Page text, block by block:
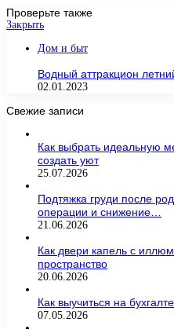
Проверьте также
Закрыть
Дом и быт
Водный аттракцион
02.01.2023
Свежие записи
Как выбрать идеальную
создать уют
25.07.2026
Подтяжка груди после
операции и снижение…
21.06.2026
Как двери капель с
пространство
20.06.2026
Как выучиться на
07.05.2026